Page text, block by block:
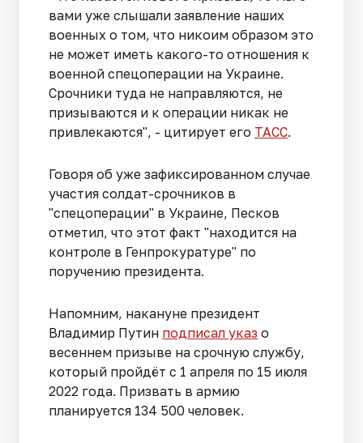
вами уже слышали заявление наших
военных о том, что никоим образом это
не может иметь какого-то отношения к
военной спецоперации на Украине.
Срочники туда не направляются, не
призываются и к операции никак не
привлекаются", - цитирует его ТАСС.
Говоря об уже зафиксированном случае
участия солдат-срочников в
"спецоперации" в Украине, Песков
отметил, что этот факт "находится на
контроле в Генпрокуратуре" по
поручению президента.
Напомним, накануне президент
Владимир Путин подписал указ о
весеннем призыве на срочную службу,
который пройдёт с 1 апреля по 15 июля
2022 года. Призвать в армию
планируется 134 500 человек.